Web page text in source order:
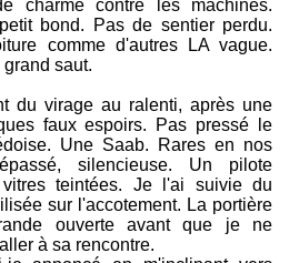
charme contre les machines.
bond. Pas de sentier perdu.
comme d'autres LA vague.
saut.
du virage au ralenti, après une
faux espoirs. Pas pressé le
Une Saab. Rares en nos
silencieuse. Un pilote
teintées. Je l'ai suivie du
sur l'accotement. La portière
ouverte avant que je ne
à sa rencontre.